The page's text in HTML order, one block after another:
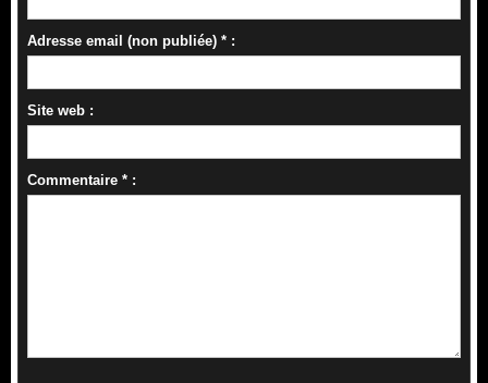
Adresse email (non publiée) * :
Site web :
Commentaire * :